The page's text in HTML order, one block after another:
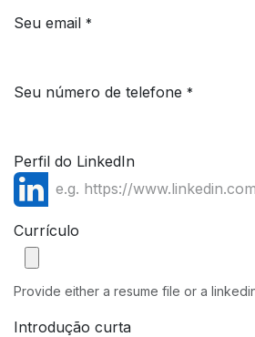
Seu email *
Seu número de telefone *
Perfil do LinkedIn
Currículo
Provide either a resume file or a
Introdução curta